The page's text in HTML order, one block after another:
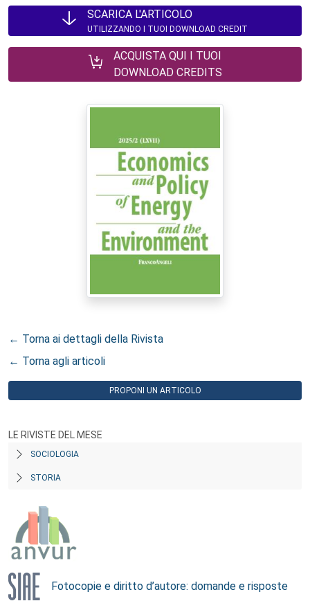
SCARICA L'ARTICOLO
UTILIZZANDO I TUOI DOWNLOAD CREDIT
ACQUISTA QUI I TUOI
DOWNLOAD CREDITS
← Torna ai dettagli della Rivista
← Torna agli articoli
PROPONI UN ARTICOLO
LE RIVISTE DEL MESE
SOCIOLOGIA
STORIA
Fotocopie e diritto d’autore: domande e risposte